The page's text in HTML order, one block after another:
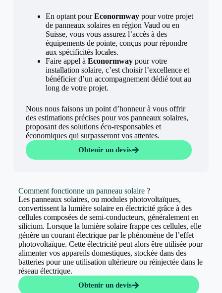
En optant pourEconormwaypour votre projet
de panneaux solaires en région Vaud ou en
Suisse, vous vous assurez l’accès à des
équipements de pointe, conçus pour répondre
aux spécificités locales.
Faire appel à Econormwaypour votre
installation solaire, c’est choisir l’excellence et
bénéficier d’un accompagnement dédié tout au
long de votre projet.
Nous nous faisons un point d’honneur à vous offrir
des estimations précises pour vos panneaux solaires,
proposant des solutions éco-responsables et
économiques qui surpasseront vos attentes.
Obtenir un devis
Comment fonctionne un panneau solaire ?
Les panneaux solaires, ou modules photovoltaïques,
convertissent la lumière solaire en électricité grâce à des
cellules composées de semi-conducteurs, généralement en
silicium. Lorsque la lumière solaire frappe ces cellules, elle
génère un courant électrique par le phénomène de l’effet
photovoltaïque. Cette électricité peut alors être utilisée pour
alimenter vos appareils domestiques, stockée dans des
batteries pour une utilisation ultérieure ou réinjectée dans le
réseau électrique.
Obtenir un devis